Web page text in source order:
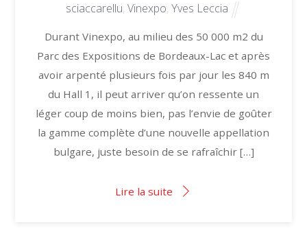
sciaccarellu,Vinexpo,Yves Leccia
Durant Vinexpo, au milieu des 50 000 m2 du
Parc des Expositions de Bordeaux-Lac et après
avoir arpenté plusieurs fois par jour les 840 m
du Hall 1, il peut arriver qu’on ressente un
léger coup de moins bien, pas l’envie de goûter
la gamme complète d’une nouvelle appellation
bulgare, juste besoin de se rafraîchir […]
Lire la suite